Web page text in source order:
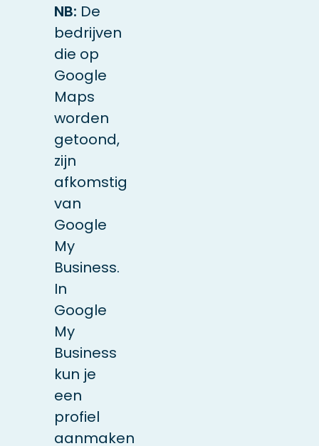
NB: De
bedrijven
die op
Google
Maps
worden
getoond,
zijn
afkomstig
van
Google
My
Business.
In
Google
My
Business
kun je
een
profiel
aanmaken